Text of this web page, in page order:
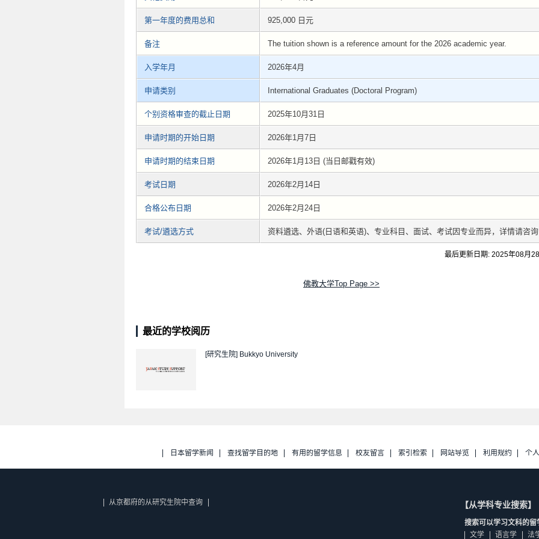
第一年度的费用总和 925,000 日元
备注 The tuition shown is a reference amount for the 2026 academic year.
入学年月 2026年4月
申请类别 International Graduates (Doctoral Program)
个别资格审查的截止日期 2025年10月31日
申请时期的开始日期 2026年1月7日
申请时期的结束日期 2026年1月13日 (当日邮戳有效)
考试日期 2026年2月14日
合格公布日期 2026年2月24日
考试/遴选方式 资料遴选、外语(日语和英语)、专业科目、面试、考试因专业而异，详情请咨询
最后更新日期: 2025年08月
佛教大学Top Page >>
最近的学校阅历
[研究生院] Bukkyo University
日本留学新闻 查找留学目的地 有用的留学信息 校友留言 索引检索 网站导览 利用规约 个
从京都府的从研究生院中查询 【从学科专业搜索】
搜索可以学习文科的留
文学
语言学 法